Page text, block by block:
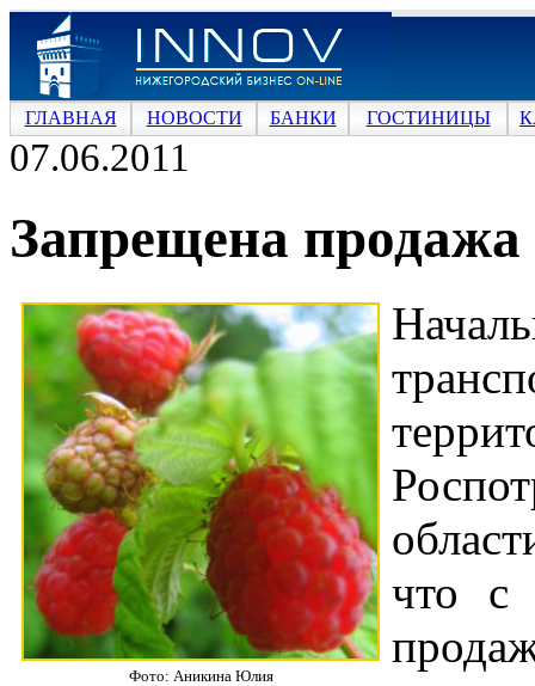
ГЛАВНАЯ НОВОСТИ БАНКИ ГОСТИНИЦЫ
07.06.2011
Запрещена
Фото: Аникина Юлия
что с